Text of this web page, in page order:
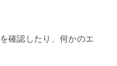
確認したり、何かのエ